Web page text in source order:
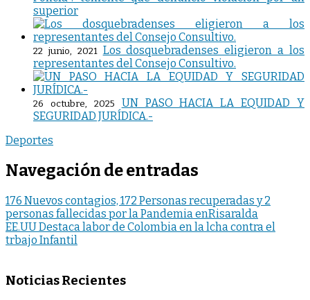
superior
22 junio, 2021 Los dosquebradenses eligieron a los
representantes del Consejo Consultivo.
26 octubre, 2025
UN PASO HACIA LA EQUIDAD Y
SEGURIDAD JURÍDICA.-
Deportes
Navegación de entradas
176 Nuevos contagios, 172 Personas recuperadas y 2
personas fallecidas por la Pandemia enRisaralda
EE.UU Destaca labor de Colombia en la lcha contra el
trbajo Infantil
Noticias Recientes